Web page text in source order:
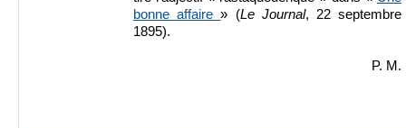
bonne affaire» (Le Journal, 22 septembre
1895).
P. M.